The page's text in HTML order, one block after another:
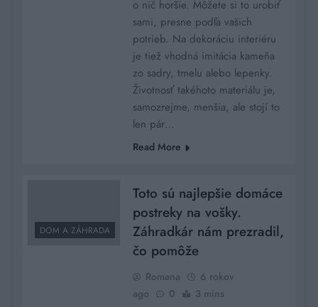
o nič horšie. Môžete si to urobiť
sami, presne podľa vašich
potrieb. Na dekoráciu interiéru
je tiež vhodná imitácia kameňa
zo sadry, tmelu alebo lepenky.
Životnosť takéhoto materiálu je,
samozrejme, menšia, ale stojí to
len pár…
Read More
DOM A ZÁHRADA
Toto sú najlepšie domáce
postreky na vošky.
Záhradkár nám prezradil,
čo pomôže
Romana
6 rokov
ago
0 3 mins